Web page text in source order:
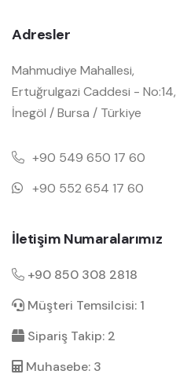
Adresler
Mahmudiye Mahallesi,
Ertuğrulgazi Caddesi - No:14,
İnegöl / Bursa / Türkiye
+90 549 650 17 60
+90 552 654 17 60
İletişim Numaralarımız
+90 850 308 2818
Müşteri Temsilcisi: 1
Sipariş Takip: 2
Muhasebe: 3